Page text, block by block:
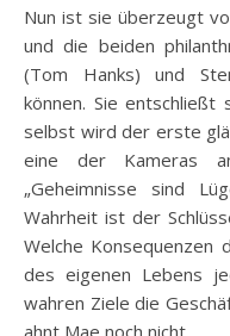
Nun ist sie überzeugt
und die beiden
(Tom Hanks) und
können. Sie entschließt
selbst wird der erste
eine der Kameras
„Geheimnisse sind
Wahrheit ist der
Welche Konsequenzen
des eigenen Lebens
wahren Ziele die
ahnt Mae noch nicht…